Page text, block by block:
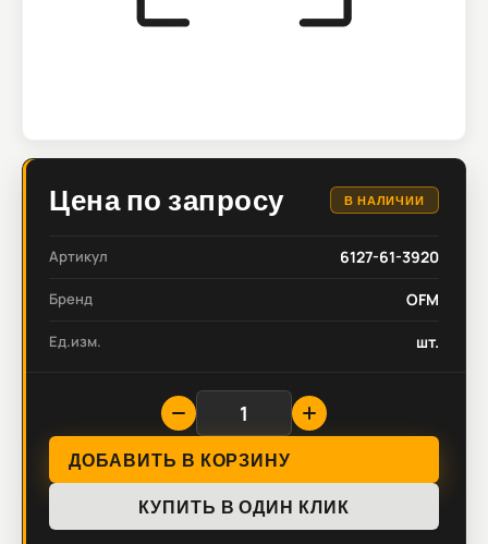
Цена по запросу В НАЛИЧИИ
Артикул 6127-61-3920
Бренд OFM
Ед.изм. шт.
ДОБАВИТЬ В КОРЗИНУ
КУПИТЬ В ОДИН КЛИК